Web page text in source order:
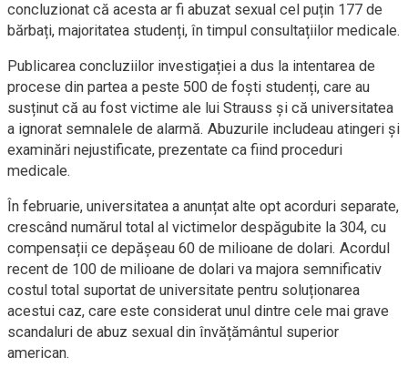
concluzionat că acesta ar fi abuzat sexual cel puțin 177 de
bărbați, majoritatea studenți, în timpul consultațiilor medicale.
Publicarea concluziilor investigației a dus la intentarea de
procese din partea a peste 500 de foști studenți, care au
susținut că au fost victime ale lui Strauss și că universitatea
a ignorat semnalele de alarmă. Abuzurile includeau atingeri și
examinări nejustificate, prezentate ca fiind proceduri
medicale.
În februarie, universitatea a anunțat alte opt acorduri separate,
crescând numărul total al victimelor despăgubite la 304, cu
compensații ce depășeau 60 de milioane de dolari. Acordul
recent de 100 de milioane de dolari va majora semnificativ
costul total suportat de universitate pentru soluționarea
acestui caz, care este considerat unul dintre cele mai grave
scandaluri de abuz sexual din învățământul superior
american.